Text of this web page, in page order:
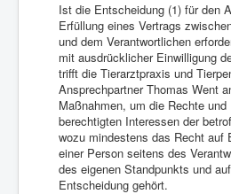
Ist die Entscheidung (1) für den
Erfüllung eines Vertrags
und dem Verantwortlichen
mit ausdrücklicher Einwilligung
trifft die Tierarztpraxis und
Ansprechpartner Thomas Went
Maßnahmen, um die Rechte
berechtigten Interessen der
wozu mindestens das Recht auf
einer Person seitens des
des eigenen Standpunkts und
Entscheidung gehört.